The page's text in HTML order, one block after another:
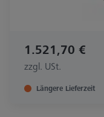
1.521,70 €
zzgl. USt.
Längere Lieferzeit